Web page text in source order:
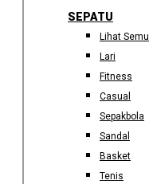
SEPATU
Lihat
Lari
Fitness
Casual
Sepakbola
Sandal
Basket
Tenis